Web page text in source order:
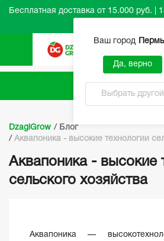
Бесплатная доставка от 15.000 руб. |
Ваш город Пермь
Да, верно
Выбрать другой
DzagiGrow / Блог
/ Аквапоника - высокие технологии
Аквапоника - высокие
сельского хозяйства
Аквапоника —